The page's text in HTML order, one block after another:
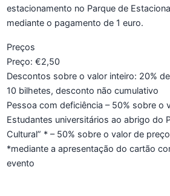
estacionamento no Parque de
mediante o pagamento de 1 euro.
Preços
Preço: €2,50
Descontos sobre o valor inteiro: 20%
10 bilhetes, desconto não cumulativo
Pessoa com deficiência – 50% sobre o
Estudantes universitários ao abrigo do
Cultural” * – 50% sobre o valor de
*mediante a apresentação do cartão
evento